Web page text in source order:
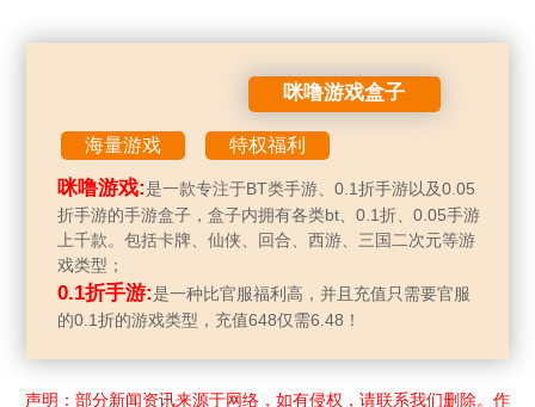
咪噜游戏盒子
海量游戏 特权福利
咪噜游戏:是一款专注于BT类手游、0.1折手游以及0.05
折手游的手游盒子，盒子内拥有各类bt、0.1折、0.05手游
上千款。包括卡牌、仙侠、回合、西游、三国二次元等游
戏类型；
0.1折手游:是一种比官服福利高，并且充值只需要官服
的0.1折的游戏类型，充值648仅需6.48！
声明：部分新闻资讯来源于网络，如有侵权，请联系我们删除。作